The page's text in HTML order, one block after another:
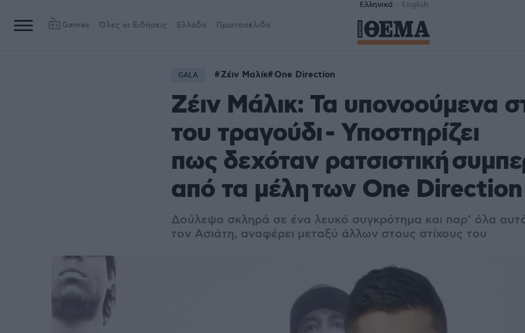
Ελληνικά English
Games Όλες οι Ειδήσεις Ελλάδα Πρωτοσέλιδα
GALA Ζέιν Μαλίκ One Direction
Ζέιν Μάλικ: Τα υπονοούμενα
του τραγούδι - Υποστηρίζει
πως δεχόταν ρατσιστική
από τα μέλη των One Direction
Δούλεψα σκληρά σε ένα λευκό συγκρότημα και παρ’ όλα
τον Ασιάτη, αναφέρει μεταξύ άλλων στους στίχους του